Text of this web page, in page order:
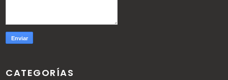
CATEGORÍAS